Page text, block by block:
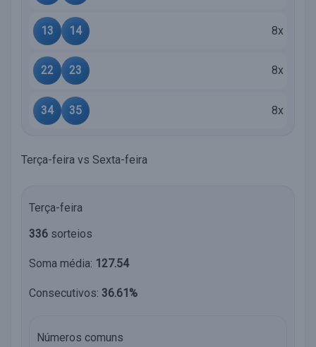
13 14 8x
22 23 8x
34 35 8x
Terça-feira vs Sexta-feira
Terça-feira
336 sorteios
Soma média: 127.54
Consecutivos: 36.61%
Números comuns